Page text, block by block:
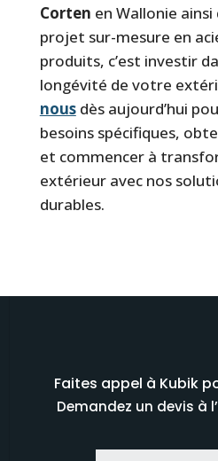
Corten en Wallonie
projet sur-mesure en
produits, c’est investir
longévité de votre
nousdès aujourd’hui
besoins spécifiques,
et commencer à
extérieur avec nos
durables.
Faites appel à Kubik
Demandez un devis à